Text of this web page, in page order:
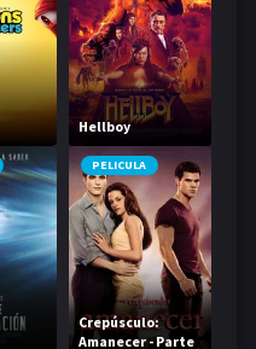
Hellboy
PELICULA
Crepúsculo:
Amanecer - Parte